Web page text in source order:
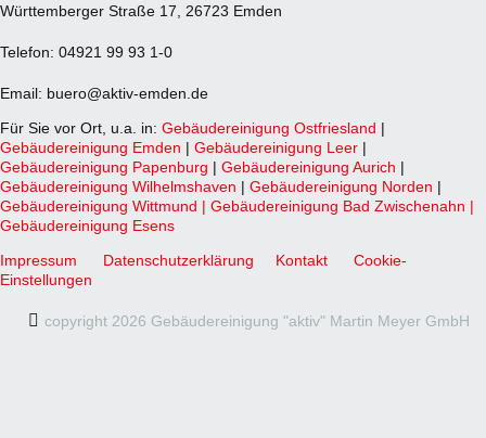
Württemberger Straße 17, 26723 Emden
Telefon: 04921 99 93 1-0
Email: buero@aktiv-emden.de
Für Sie vor Ort, u.a. in: Gebäudereinigung Ostfriesland |
Gebäudereinigung Emden | Gebäudereinigung Leer |
Gebäudereinigung Papenburg | Gebäudereinigung Aurich |
Gebäudereinigung Wilhelmshaven | Gebäudereinigung Norden |
Gebäudereinigung Wittmund | Gebäudereinigung Bad Zwischenahn |
Gebäudereinigung Esens
Impressum Datenschutzerklärung Kontakt
Cookie-
Einstellungen
copyright 2026 Gebäudereinigung "aktiv" Martin Meyer GmbH